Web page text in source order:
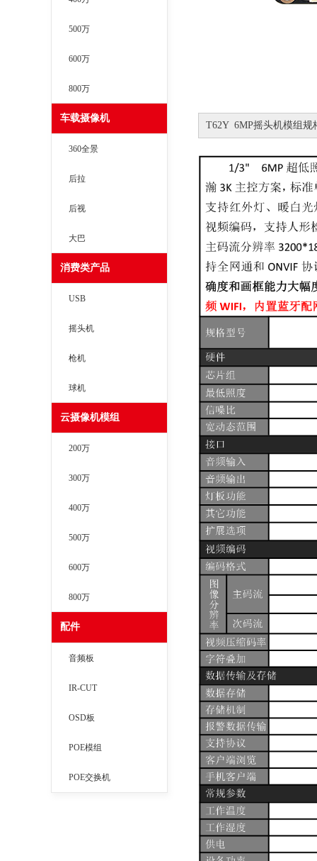
T62Y 6MP摇头机模组规
500万
600万
800万
车载摄像机
360全景
后拉
后视
大巴
消费类产品
USB
摇头机
枪机
球机
云摄像机模组
200万
300万
400万
500万
600万
800万
配件
音频板
IR-CUT
OSD板
POE模组
POE交换机